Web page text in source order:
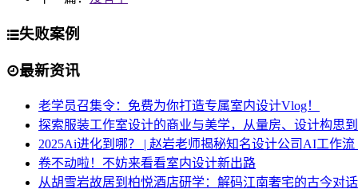
失败案例
最新资讯
老学员召集令：免费为你打造专属室内设计Vlog！
探索服装工作室设计的商业与美学，从量房、设计构思
2025Ai进化到哪？ | 赵岩老师揭秘知名设计公司AI工作流
卷不动啦！不妨来看看室内设计新出路
从胡雪岩故居到柏悦酒店研学：解码江南奢宅的古今对话